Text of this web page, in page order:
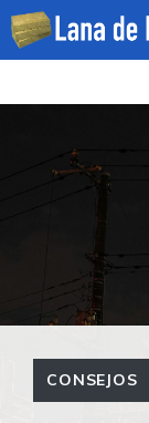
Saltar
CONSEJOS